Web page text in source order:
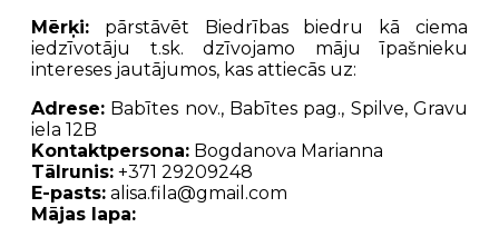
Mērķi: pārstāvēt Biedrības biedru kā ciema
iedzīvotāju t.sk. dzīvojamo māju īpašnieku
intereses jautājumos, kas attiecās uz:
Adrese: Babītes nov., Babītes pag., Spilve, Gravu
iela 12B
Kontaktpersona: Bogdanova Marianna
Tālrunis: +371 29209248
E-pasts: alisa.fila@gmail.com
Mājas lapa: